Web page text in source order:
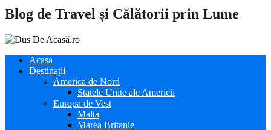
Blog de Travel și Călătorii prin Lume
Acasa
Destinații
America de Nord
Statele Unite ale Americii
Europa de Vest
Malta
Marea Britanie